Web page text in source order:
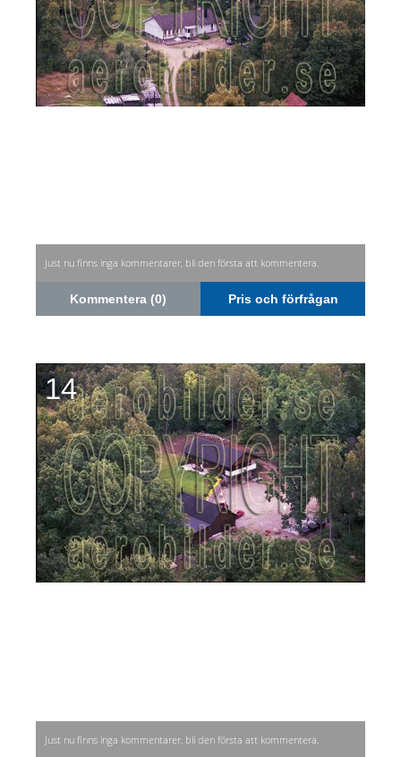
Just nu finns inga kommentarer, bli den första att kommentera.
Kommentera (0) Pris och förfrågan
14
Just nu finns inga kommentarer, bli den första att kommentera.